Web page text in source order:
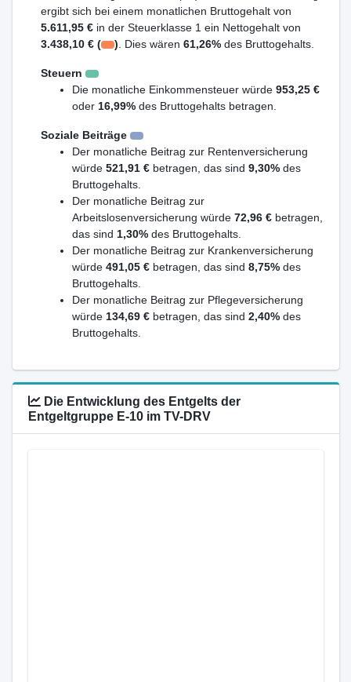
ergibt sich bei einem monatlichen Bruttogehalt von
5.611,95 € in der Steuerklasse 1 ein Nettogehalt von
3.438,10 € (
) . Dies wären61,26% des Bruttogehalts.
Steuern
Die monatliche Einkommensteuer würde 953,25 €
oder 16,99% des Bruttogehalts betragen.
Soziale Beiträge
Der monatliche Beitrag zur Rentenversicherung
würde 521,91 € betragen, das sind 9,30% des
Bruttogehalts.
Der monatliche Beitrag zur
Arbeitslosenversicherung würde 72,96 € betragen,
das sind 1,30% des Bruttogehalts.
Der monatliche Beitrag zur Krankenversicherung
würde 491,05 € betragen, das sind 8,75% des
Bruttogehalts.
Der monatliche Beitrag zur Pflegeversicherung
würde 134,69 € betragen, das sind 2,40% des
Bruttogehalts.
Die Entwicklung des Entgelts der
Entgeltgruppe E-10 im TV-DRV